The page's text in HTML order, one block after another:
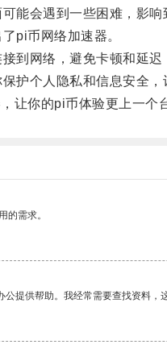
会遇到一些困难，影响
pi币网络加速器。
网络，避免卡顿和延迟
个人隐私和信息安全，
你的pi币体验更上一个台
的需求。
提供帮助。我经常需要查找资料，